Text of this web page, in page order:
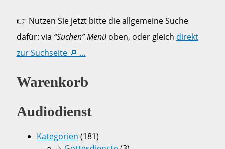
👉 Nutzen Sie jetzt bitte die allgemeine Suche
dafür: via “Suchen” Menüoben, oder gleich direkt
zur Suchseite 🔎 …
Warenkorb
Audiodienst
Kategorien (181)